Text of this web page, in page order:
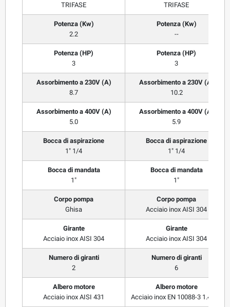
TRIFASE
TRIFASE
Potenza (Kw)
2.2
Potenza (Kw)
--
Potenza (HP)
3
Potenza (HP)
3
Assorbimento a 230V (A)
8.7
Assorbimento a 230V (A)
10.2
Assorbimento a 400V (A)
5.0
Assorbimento a 400V (A)
5.9
Bocca di aspirazione
1" 1/4
Bocca di aspirazione
1" 1/4
Bocca di mandata
1"
Bocca di mandata
1"
Corpo pompa
Ghisa
Corpo pompa
Acciaio inox AISI 304
Girante
Acciaio inox AISI 304
Girante
Acciaio inox AISI 304
Numero di giranti
2
Numero di giranti
6
Albero motore
Acciaio inox AISI 431
Albero motore
Acciaio inox EN 10088-3 1.4104